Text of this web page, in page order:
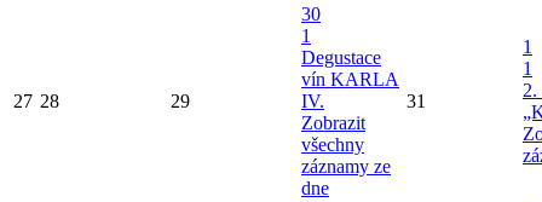
27 28 29
30
1
Degustace
vín KARLA
IV.
Zobrazit
všechny
záznamy ze
dne
31
1
1
2.